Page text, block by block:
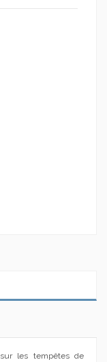
les tempêtes de